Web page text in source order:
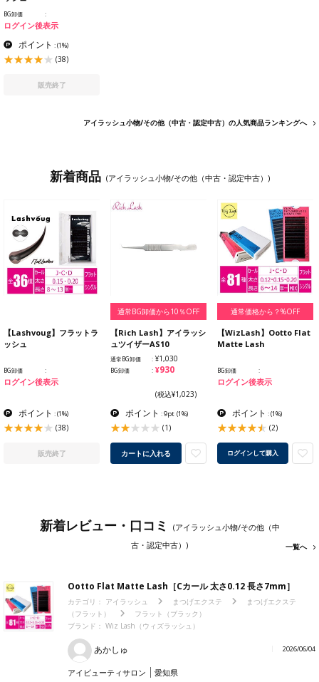
BG卸価
ログイン後表示
ポイント :(1%)
(38)
販売終了
アイラッシュ小物/その他（中古・認定中古）の人気商品ランキングへ
新着商品 (アイラッシュ小物/その他（中古・認定中古）)
【Lashvoug】フラットラ
ッシュ
BG卸価
ログイン後表示
ポイント :(1%)
(38)
販売終了
通常BG卸価から10％OFF
【Rich Lash】アイラッシ
ュツイザーAS10
通常BG卸価 ¥1,030
BG卸価 ¥930
(税込¥1,023)
ポイント : 9pt (1%)
(1)
カートに入れる
通常価格から？%OFF
【WizLash】Ootto Flat
Matte Lash
BG卸価
ログイン後表示
ポイント :(1%)
(2)
ログインして購入
新着レビュー・口コミ
(アイラッシュ小物/その他（中
古・認定中古）)
一覧へ
Ootto Flat Matte Lash［Cカール 太さ0.12 長さ7mm］
カテゴリ： アイラッシュ まつげエクステ
まつげエクステ
（フラット）
フラット（ブラック）
ブランド： Wiz Lash（ウィズラッシュ）
あかしゅ 2026/06/04
アイビューティサロン 愛知県